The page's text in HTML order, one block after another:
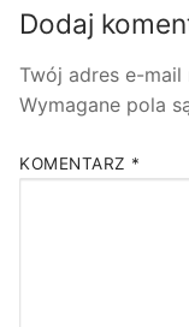
Dodaj
Twój adres e-
Wymagane pola
KOMENTARZ *